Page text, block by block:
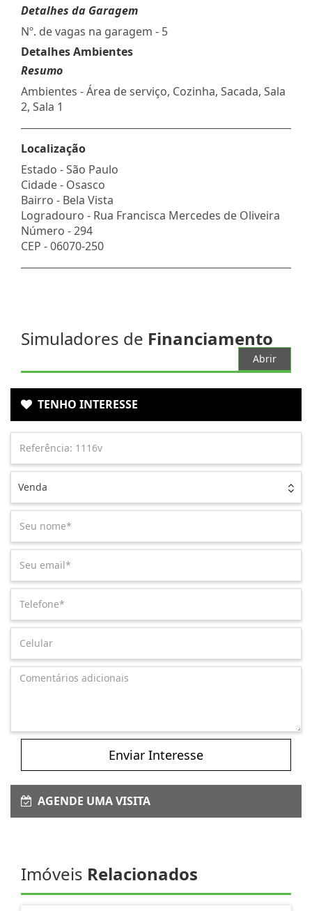
Detalhes da Garagem
Nº. de vagas na garagem - 5
Detalhes Ambientes
Resumo
Ambientes - Área de serviço, Cozinha, Sacada, Sala
2, Sala 1
Localização
Estado -São Paulo
Cidade - Osasco
Bairro - Bela Vista
Logradouro - Rua Francisca Mercedes de Oliveira
Número -294
CEP -06070-250
Simuladores de Financiamento
Abrir
TENHO INTERESSE
Venda
Enviar Interesse
AGENDE UMA VISITA
Imóveis Relacionados